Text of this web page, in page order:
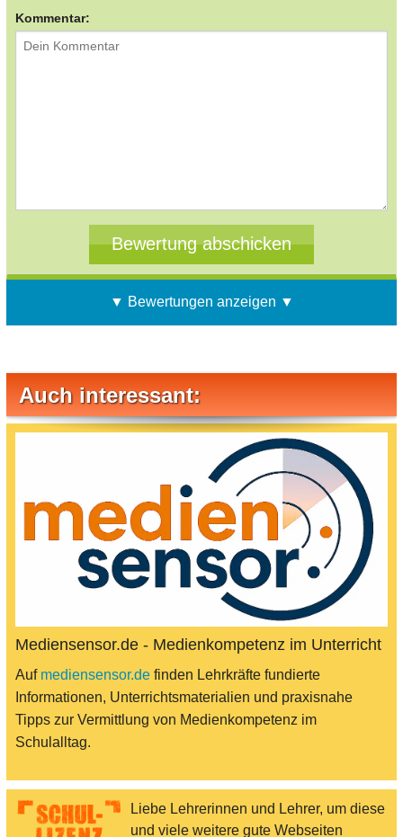
Kommentar:
▼ Bewertungen anzeigen ▼
Auch interessant:
Mediensensor.de - Medienkompetenz im Unterricht
Auf mediensensor.de finden Lehrkräfte fundierte
Informationen, Unterrichtsmaterialien und praxisnahe
Tipps zur Vermittlung von Medienkompetenz im
Schulalltag.
Liebe Lehrerinnen und Lehrer, um diese
und viele weitere gute Webseiten